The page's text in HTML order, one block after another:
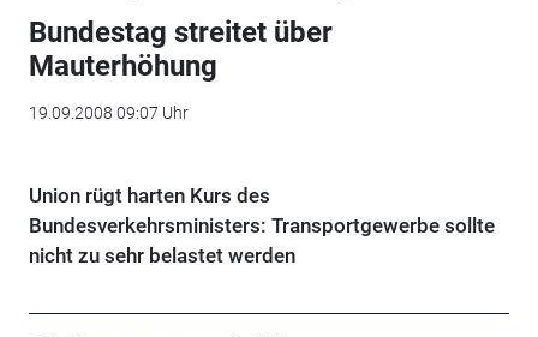
Bundestag streitet über
Mauterhöhung
19.09.2008 09:07 Uhr
Union rügt harten Kurs des
Bundesverkehrsministers: Transportgewerbe sollte
nicht zu sehr belastet werden